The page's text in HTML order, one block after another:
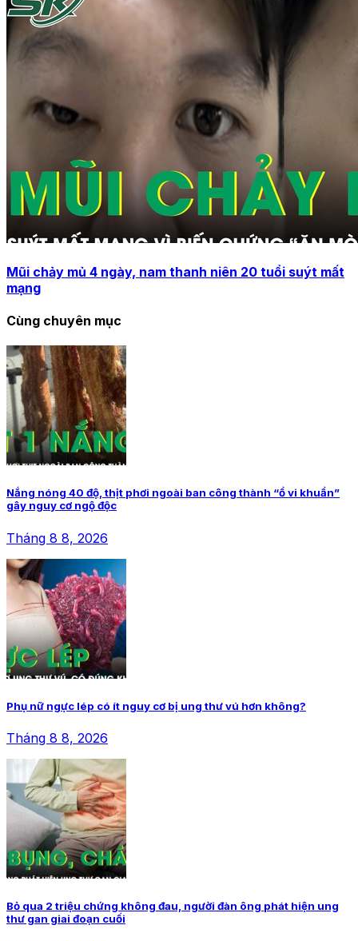
Mũi chảy mủ 4 ngày, nam thanh niên 20 tuổi suýt mất
mạng
Cùng chuyên mục
Nắng nóng 40 độ, thịt phơi ngoài ban công thành “ổ vi khuẩn”
gây nguy cơ ngộ độc
Tháng 8 8, 2026
Phụ nữ ngực lép có ít nguy cơ bị ung thư vú hơn không?
Tháng 8 8, 2026
Bỏ qua 2 triệu chứng không đau, người đàn ông phát hiện ung
thư gan giai đoạn cuối